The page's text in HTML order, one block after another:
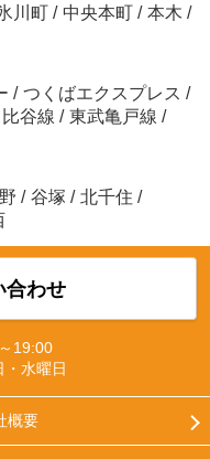
川町 / 中央本町 / 本木 /
/ つくばエクスプレス /
比谷線 / 東武亀戸線 /
/ 谷塚 / 北千住 /
合わせ
19:00
・水曜日
概要